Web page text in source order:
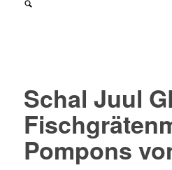
Schal Juul
Pompons